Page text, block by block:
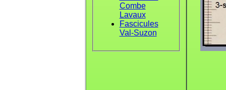
Combe
Lavaux
Fascicules
Val-Suzon